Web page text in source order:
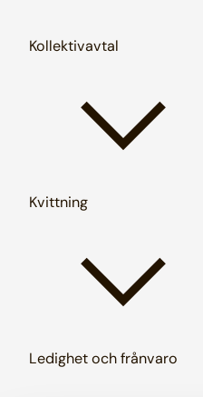
Kollektivavtal
Kvittning
Ledighet och frånvaro